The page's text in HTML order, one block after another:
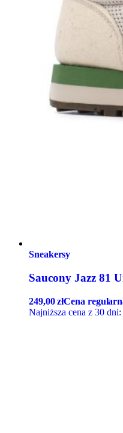
Sneakersy
Saucony Jazz 81
249,00złCena
Najniższa cena z 30 dni: